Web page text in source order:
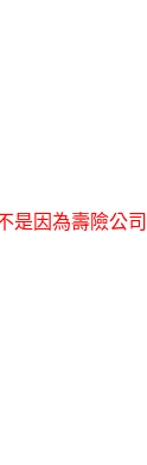
是因為壽險公